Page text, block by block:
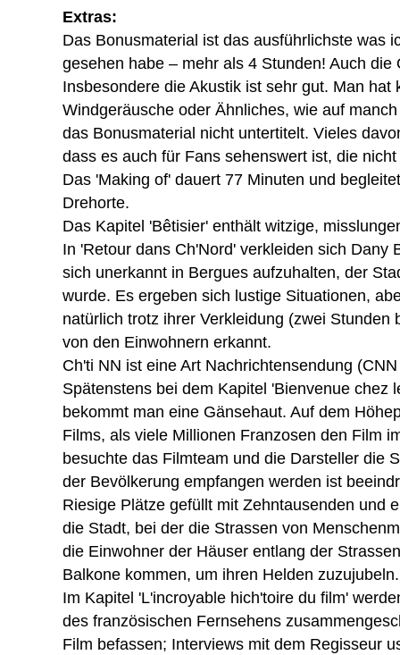
Extras:
Das Bonusmaterial ist das ausführlichste was
gesehen habe – mehr als 4 Stunden! Auch die
Insbesondere die Akustik ist sehr gut. Man hat
Windgeräusche oder Ähnliches, wie auf
das Bonusmaterial nicht untertitelt. Vieles
dass es auch für Fans sehenswert ist, die
Das 'Making of' dauert 77 Minuten und
Drehorte.
Das Kapitel 'Bêtisier' enthält witzige,
In 'Retour dans Ch'Nord' verkleiden sich Dany
sich unerkannt in Bergues aufzuhalten, der
wurde. Es ergeben sich lustige Situationen,
natürlich trotz ihrer Verkleidung (zwei Stunden
von den Einwohnern erkannt.
Ch'ti NN ist eine Art Nachrichtensendung
Spätenstens bei dem Kapitel 'Bienvenue chez
bekommt man eine Gänsehaut. Auf dem
Films, als viele Millionen Franzosen den Film
besuchte das Filmteam und die Darsteller die
der Bevölkerung empfangen werden ist
Riesige Plätze gefüllt mit Zehntausenden und
die Stadt, bei der die Strassen von
die Einwohner der Häuser entlang der
Balkone kommen, um ihren Helden zuzujubeln.
Im Kapitel 'L'incroyable hich'toire du film'
des französischen Fernsehens
Film befassen; Interviews mit dem Regisseur